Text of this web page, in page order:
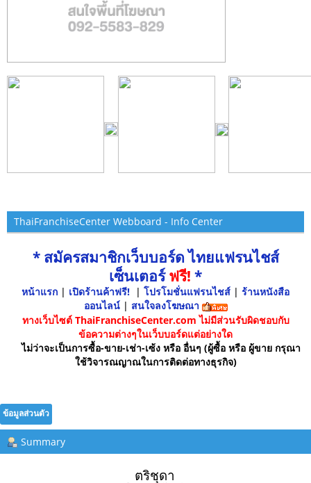
ThaiFranchiseCenter Webboard - Info Center
* สมัครสมาชิกเว็บบอร์ด ไทยแฟรนไชส์
เซ็นเตอร์ฟรี! *
หน้าแรก | เปิดร้านค้าฟรี! | โปรโมชั่นแฟรนไชส์ | ร้านหนังสือ
ออนไลน์ | สนใจลงโฆษณา
ทางเว็บไซต์ ThaiFranchiseCenter.com ไม่มีส่วนรับผิดชอบกับ
ข้อความต่างๆในเว็บบอร์ดแต่อย่างใด
ไม่ว่าจะเป็นการซื้อ-ขาย-เช่า-เซ้ง หรือ อื่นๆ (ผู้ซื้อ หรือ ผู้ขาย กรุณา
ใช้วิจารณญาณในการติดต่อทางธุรกิจ)
ข้อมูลส่วนตัว
Summary
ตริชุดา